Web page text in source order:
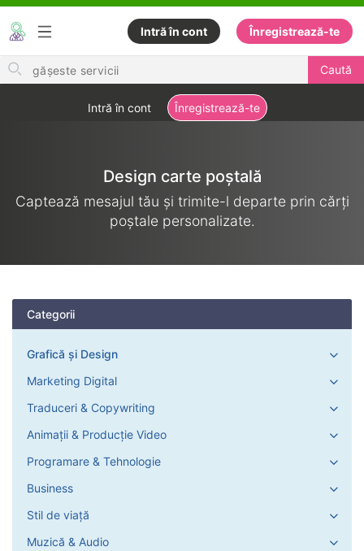
Intră în cont Înregistrează-te
Search
Caută
Intră în cont Înregistrează-te
Design carte poștală
Captează mesajul tău și trimite-l departe prin cărți
poștale personalizate.
Categorii
Grafică și Design
Marketing Digital
Traduceri & Copywriting
Animații & Producție Video
Programare & Tehnologie
Business
Stil de viață
Muzică & Audio